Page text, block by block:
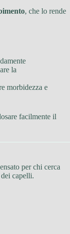
, che lo rende
la
morbidezza e
facilmente il
per chi cerca
capelli.